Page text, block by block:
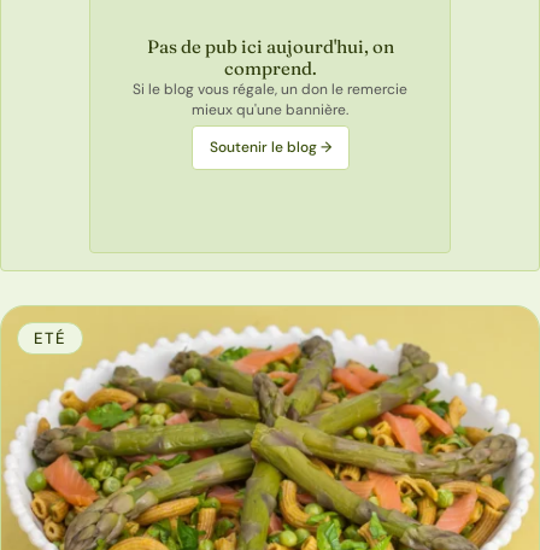
Pas de pub ici aujourd'hui, on
comprend.
Si le blog vous régale, un don le remercie
mieux qu'une bannière.
Soutenir le blog →
ETÉ